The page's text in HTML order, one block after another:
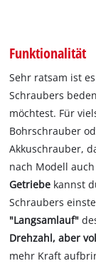
Funktionalität
Sehr ratsam ist
Schraubers
möchtest. Für
Bohrschrauber
Akkuschrauber,
nach Modell
Getriebe kannst
Schraubers
"Langsamlauf"
Drehzahl, aber
mehr Kraft